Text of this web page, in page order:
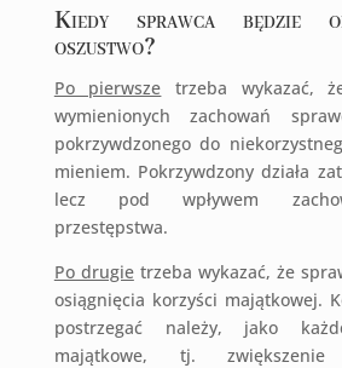
Kiedy sprawca będzie
oszustwo?
Po pierwsze trzeba wykazać,
wymienionych zachowań
pokrzywdzonego do
mieniem. Pokrzywdzony działa
lecz pod wpływem
przestępstwa.
Po drugietrzeba wykazać, że
osiągnięcia korzyści majątkowej.
postrzegać należy, jako
majątkowe, tj.